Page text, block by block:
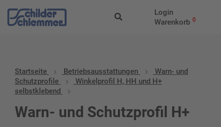
Login
Warenkorb 0
Startseite Betriebs­aus­stattungen
Warn- und
Schutzprofile
Winkelprofil H, HH und H+
selbstklebend
Warn- und Schutzprofil H+